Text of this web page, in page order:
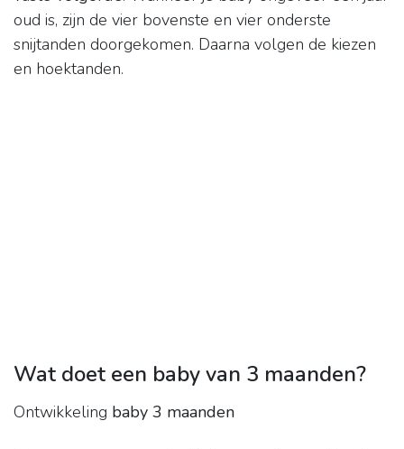
oud is, zijn de vier bovenste en vier onderste
snijtanden doorgekomen. Daarna volgen de kiezen
en hoektanden.
Wat doet een baby van 3 maanden?
Ontwikkeling baby 3 maanden